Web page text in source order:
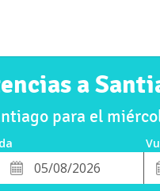
a
para el
Fecha
de